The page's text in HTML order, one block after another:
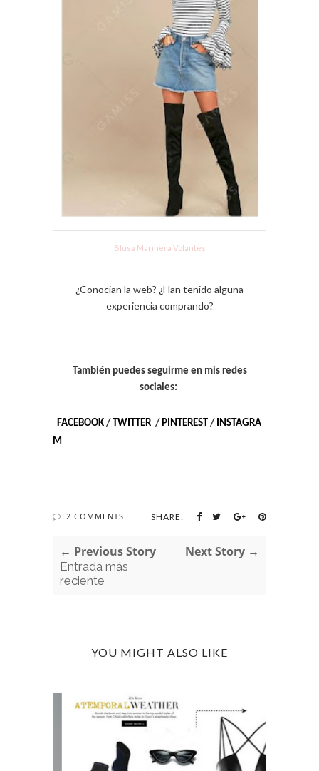
Blusa Marinera Volantes
¿Conocian la web? ¿Han tenido alguna
experiencia comprando?
También puedes seguirme en mis redes
sociales:
FACEBOOK / TWITTER / PINTEREST / INSTAGRA
M
2 COMMENTS SHARE:
← Previous Story
Entrada más
reciente
Next Story →
YOU MIGHT ALSO LIKE